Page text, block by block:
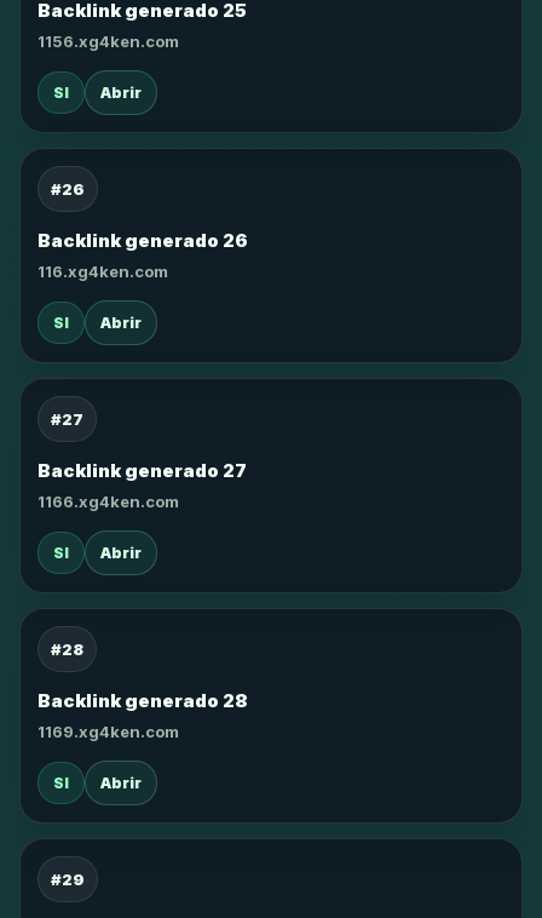
Backlink generado 25
1156.xg4ken.com
SI Abrir
#26
Backlink generado 26
116.xg4ken.com
SI Abrir
#27
Backlink generado 27
1166.xg4ken.com
SI Abrir
#28
Backlink generado 28
1169.xg4ken.com
SI Abrir
#29